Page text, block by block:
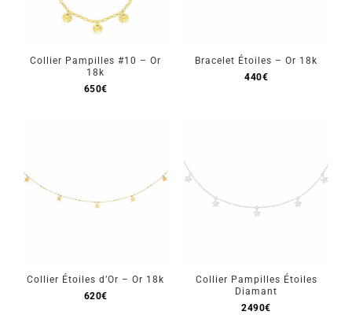
Collier Pampilles #10 – Or
18k
650€
Bracelet Étoiles – Or 18k
440€
Collier Étoiles d’Or – Or 18k
620€
Collier Pampilles Étoiles
Diamant
2490€